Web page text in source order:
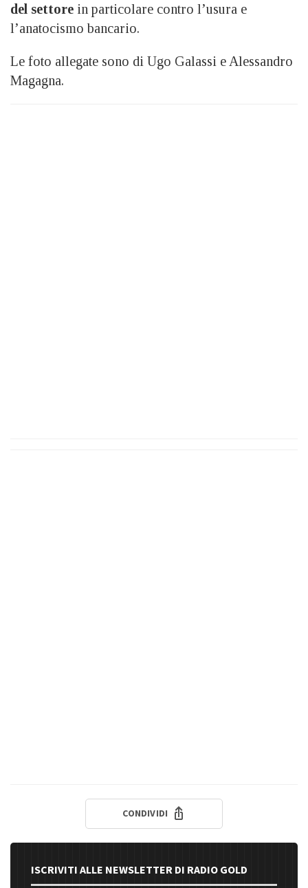
del settore in particolare contro l’usura e
l’anatocismo bancario.
Le foto allegate sono di Ugo Galassi e Alessandro
Magagna.
CONDIVIDI
ISCRIVITI ALLE NEWSLETTER DI RADIO GOLD